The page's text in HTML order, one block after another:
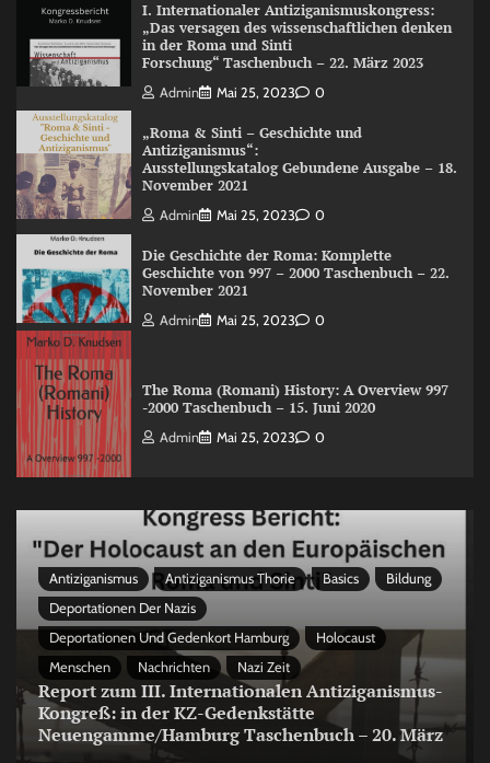
I. Internationaler Antiziganismuskongress:
„Das versagen des wissenschaftlichen denken
in der Roma und Sinti
Forschung“ Taschenbuch – 22. März 2023
Admin Mai 25, 2023 0
„Roma & Sinti – Geschichte und
Antiziganismus“:
Ausstellungskatalog Gebundene Ausgabe – 18.
November 2021
Admin Mai 25, 2023 0
Die Geschichte der Roma: Komplette
Geschichte von 997 – 2000 Taschenbuch – 22.
November 2021
Admin Mai 25, 2023 0
The Roma (Romani) History: A Overview 997
-2000 Taschenbuch – 15. Juni 2020
Admin Mai 25, 2023 0
Antiziganismus Antiziganismus Thorie Basics
Bildung
Deportationen Der Nazis
Deportationen Und Gedenkort Hamburg
Holocaust
Menschen
Nachrichten Nazi Zeit
Report zum III. Internationalen Antiziganismus-
Kongreß: in der KZ-Gedenkstätte
Neuengamme/Hamburg Taschenbuch – 20. März